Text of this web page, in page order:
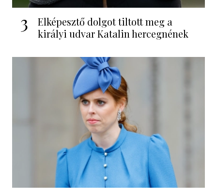
3
Elképesztő dolgot tiltott meg a
királyi udvar Katalin hercegnének